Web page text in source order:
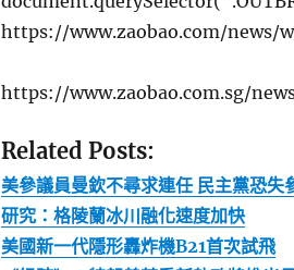
https://www.zaobao.com/news/
https://www.zaobao.com.sg/
Related Posts:
美參議員曼欽不尋求連任 民主黨恐失
研究：格陵蘭冰川融化速度加快
美國新一代隱形轟炸機B21首次試飛